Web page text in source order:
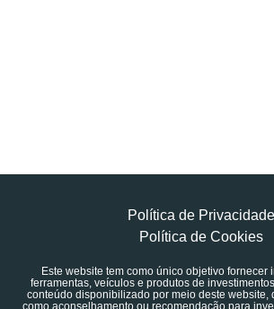
Política de Privacidade
Política de Cookies
Este website tem como único objetivo fornecer
ferramentas, veículos e produtos de
conteúdo disponibilizado por meio deste website,
como aconselhamento ou recomendação para